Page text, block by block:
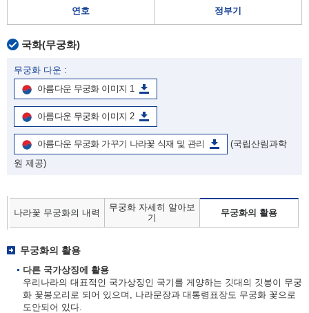
연호 정부기
국화(무궁화)
무궁화 다운 :
아름다운 무궁화 이미지 1
아름다운 무궁화 이미지 2
아름다운 무궁화 가꾸기 나라꽃 식재 및 관리
(국립산림과학
원 제공)
나라꽃 무궁화의 내력
무궁화 자세히 알아보
기
무궁화의 활용
무궁화의 활용
다른 국가상징에 활용
우리나라의 대표적인 국가상징인 국기를 게양하는 깃대의 깃봉이 무궁
화 꽃봉오리로 되어 있으며, 나라문장과 대통령표장도 무궁화 꽃으로
도안되어 있다.